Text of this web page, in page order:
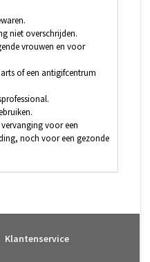
niet overschrijden.
vrouwen en voor
of een antigifcentrum
voor een
noch voor een gezonde
Klantenservice